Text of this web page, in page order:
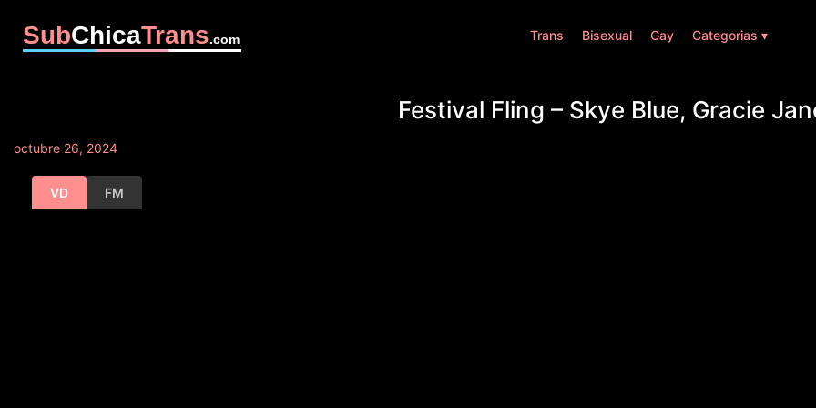
SubChicaTrans.com Trans Bisexual Gay Categorias ▾
Festival Fling – Skye Blue, Gracie
octubre 26, 2024
VD FM